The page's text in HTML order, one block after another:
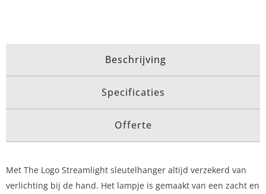
Beschrijving
Specificaties
Offerte
Met The Logo Streamlight sleutelhanger altijd verzekerd van
verlichting bij de hand. Het lampje is gemaakt van een zacht en